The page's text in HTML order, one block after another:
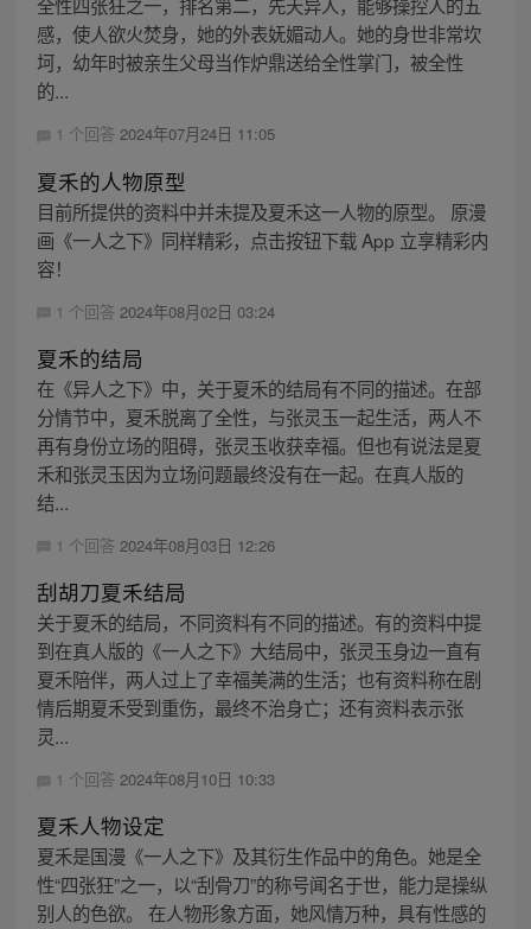
全性四张狂之一，排名第二，先天异人，能够操控人的五
感，使人欲火焚身，她的外表妩媚动人。她的身世非常坎
坷，幼年时被亲生父母当作炉鼎送给全性掌门，被全性
的...
1 个回答 2024年07月24日 11:05
夏禾的人物原型
目前所提供的资料中并未提及夏禾这一人物的原型。 原漫
画《一人之下》同样精彩，点击按钮下载 App 立享精彩内
容！
1 个回答 2024年08月02日 03:24
夏禾的结局
在《异人之下》中，关于夏禾的结局有不同的描述。在部
分情节中，夏禾脱离了全性，与张灵玉一起生活，两人不
再有身份立场的阻碍，张灵玉收获幸福。但也有说法是夏
禾和张灵玉因为立场问题最终没有在一起。在真人版的
结...
1 个回答 2024年08月03日 12:26
刮胡刀夏禾结局
关于夏禾的结局，不同资料有不同的描述。有的资料中提
到在真人版的《一人之下》大结局中，张灵玉身边一直有
夏禾陪伴，两人过上了幸福美满的生活；也有资料称在剧
情后期夏禾受到重伤，最终不治身亡；还有资料表示张
灵...
1 个回答 2024年08月10日 10:33
夏禾人物设定
夏禾是国漫《一人之下》及其衍生作品中的角色。她是全
性“四张狂”之一，以“刮骨刀”的称号闻名于世，能力是操纵
别人的色欲。 在人物形象方面，她风情万种，具有性感的